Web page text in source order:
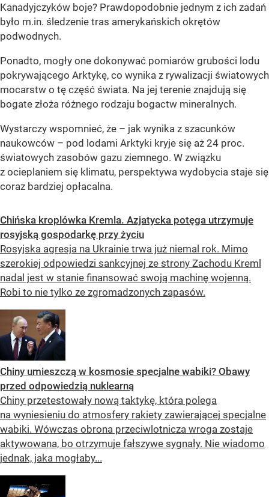
Kanadyjczyków boje? Prawdopodobnie jednym z ich zadań
było m.in. śledzenie tras amerykańskich okrętów
podwodnych.
Ponadto, mogły one dokonywać pomiarów grubości lodu
pokrywającego Arktykę, co wynika z rywalizacji światowych
mocarstw o tę część świata. Na jej terenie znajdują się
bogate złoża różnego rodzaju bogactw mineralnych.
Wystarczy wspomnieć, że – jak wynika z szacunków
naukowców – pod lodami Arktyki kryje się aż 24 proc.
światowych zasobów gazu ziemnego. W związku
z ocieplaniem się klimatu, perspektywa wydobycia staje się
coraz bardziej opłacalna.
Chińska kroplówka Kremla. Azjatycka potęga utrzymuje
rosyjską gospodarkę przy życiu
Rosyjska agresja na Ukrainie trwa już niemal rok. Mimo
szerokiej odpowiedzi sankcyjnej ze strony Zachodu Kreml
nadal jest w stanie finansować swoją machinę wojenną.
Robi to nie tylko ze zgromadzonych zapasów.
Chiny umieszczą w kosmosie specjalne wabiki? Obawy
przed odpowiedzią nuklearną
Chiny przetestowały nową taktykę, która polega
na wyniesieniu do atmosfery rakiety zawierającej specjalne
wabiki. Wówczas obrona przeciwlotnicza wroga zostaje
aktywowana, bo otrzymuje fałszywe sygnały. Nie wiadomo
jednak, jaka mogłaby...